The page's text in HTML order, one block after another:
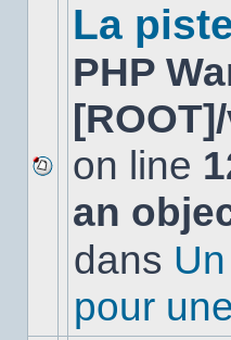
Aucun
nouveau
message
sujet.
La
PHP
on line
an
dans
pour